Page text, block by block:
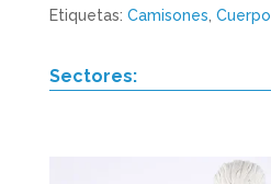
Etiquetas: Camisones Cuerpo
Sectores: